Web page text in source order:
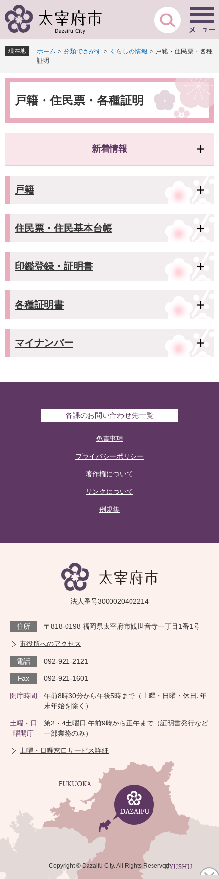
ー
先
頭
す
ニ
を
飛
し
現在地 ホーム > 分類でさがす > くらしの情報 > 戸籍・住民票・各種
証明
本
戸籍・住民票・各種証明
新着情報
戸籍
住民票・住民基本台帳
印鑑登録・証明書
各種証明書
マイナンバー
各課のお問い合わせ先一覧
免責事項
プライバシーポリシー
著作権について
リンクについて
例規集
法人番号3000020402214
住所 〒818-0198 福岡県太宰府市観世音寺一丁目1番1号
市役所へのアクセス
電話 092-921-2121
Fax 092-921-1601
開庁時間
午前8時30分から午後5時まで（土曜・日曜・休日､年
末年始を除く）
土曜・日
曜開庁
第2・4土曜日 午前9時から正午まで（証明書発行など
一部業務のみ）
土曜・日曜窓口サービス詳細
Copyright © Dazaifu City. All Rights Reserved.